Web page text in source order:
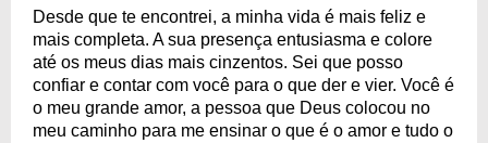
Desde que te encontrei, a minha vida é mais feliz e
mais completa. A sua presença entusiasma e colore
até os meus dias mais cinzentos. Sei que posso
confiar e contar com você para o que der e vier. Você é
o meu grande amor, a pessoa que Deus colocou no
meu caminho para me ensinar o que é o amor e tudo o